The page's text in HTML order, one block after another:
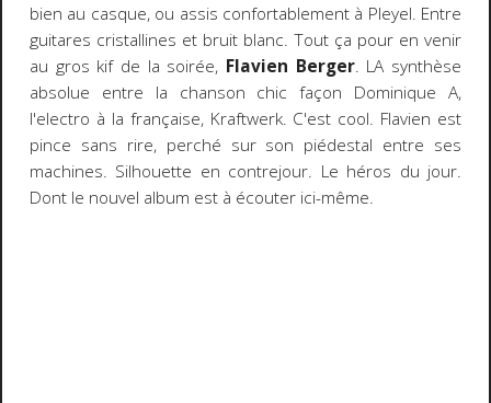
bien au casque, ou assis confortablement à Pleyel. Entre
guitares cristallines et bruit blanc. Tout ça pour en venir
au gros kif de la soirée, Flavien Berger. LA synthèse
absolue entre la chanson chic façon Dominique A,
l'electro à la française, Kraftwerk. C'est cool. Flavien est
pince sans rire, perché sur son piédestal entre ses
machines. Silhouette en contrejour. Le héros du jour.
Dont le nouvel album est à écouter ici-même.